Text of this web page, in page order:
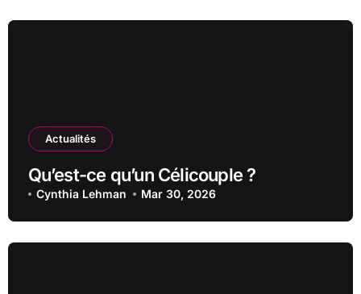
Actualités
Qu’est-ce qu’un Célicouple ?
Cynthia Lehman Mar 30, 2026